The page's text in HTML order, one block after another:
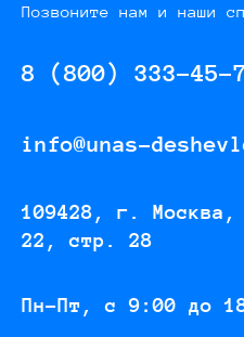
Позвоните нам и наши
8 (800) 333-45-
info@unas-
109428, г. Москва,
22, стр. 28
Пн-Пт, с 9:00 до